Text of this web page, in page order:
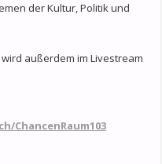
der Kultur, Politik und
außerdem im Livestream
ChancenRaum103